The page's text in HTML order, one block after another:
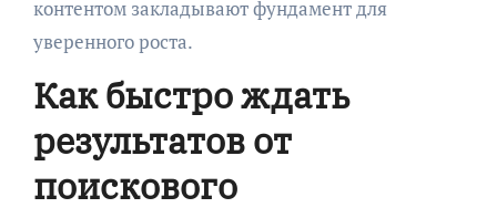
контентом закладывают фундамент для
уверенного роста.
Как быстро ждать
результатов от
поискового